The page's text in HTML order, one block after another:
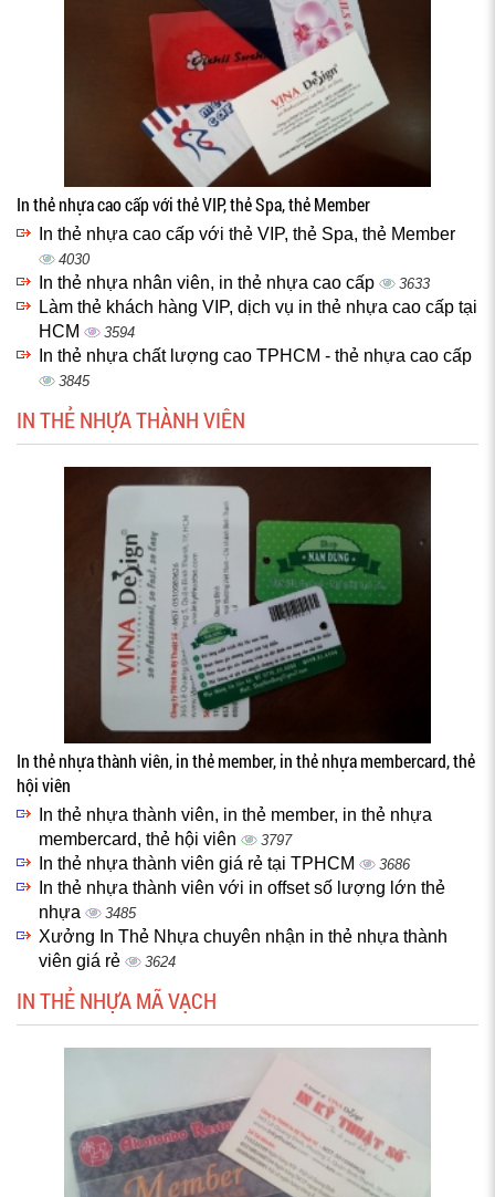
In thẻ nhựa cao cấp với thẻ VIP, thẻ Spa, thẻ Member
In thẻ nhựa cao cấp với thẻ VIP, thẻ Spa, thẻ Member
4030
In thẻ nhựa nhân viên, in thẻ nhựa cao cấp 3633
Làm thẻ khách hàng VIP, dịch vụ in thẻ nhựa cao cấp tại
HCM
3594
In thẻ nhựa chất lượng cao TPHCM - thẻ nhựa cao cấp
3845
IN THẺ NHỰA THÀNH VIÊN
In thẻ nhựa thành viên, in thẻ member, in thẻ nhựa membercard, thẻ
hội viên
In thẻ nhựa thành viên, in thẻ member, in thẻ nhựa
membercard, thẻ hội viên
3797
In thẻ nhựa thành viên giá rẻ tại TPHCM 3686
In thẻ nhựa thành viên với in offset số lượng lớn thẻ
nhựa
3485
Xưởng In Thẻ Nhựa chuyên nhận in thẻ nhựa thành
viên giá rẻ
3624
IN THẺ NHỰA MÃ VẠCH